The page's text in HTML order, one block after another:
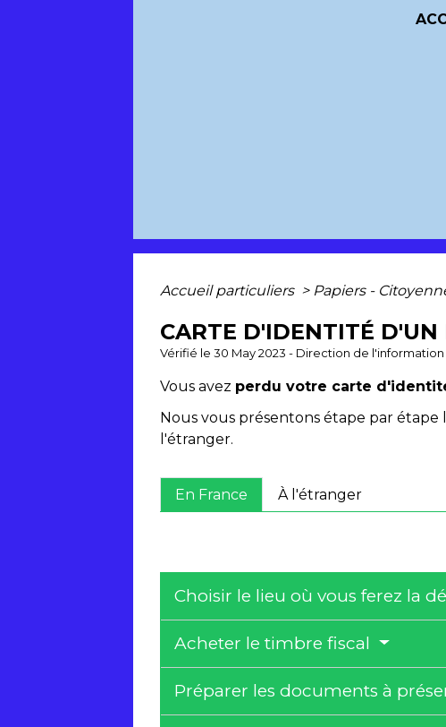
Accueil particuliers > Papiers -
CARTE D'IDENTITÉ D'UN
Vérifié le 30 May 2023 - Direction de
Vous avez perdu votre carte
Nous vous présentons étape par
l'étranger.
En France À l'étranger
Choisir le lieu où vous ferez la
Acheter le timbre fiscal
Préparer les documents à